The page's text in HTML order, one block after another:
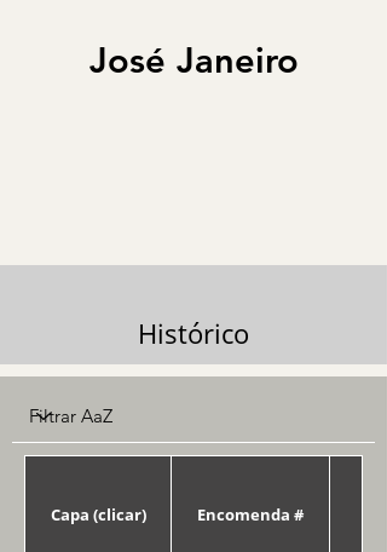
José Janeiro
Histórico
Capa (clicar) Encomenda #